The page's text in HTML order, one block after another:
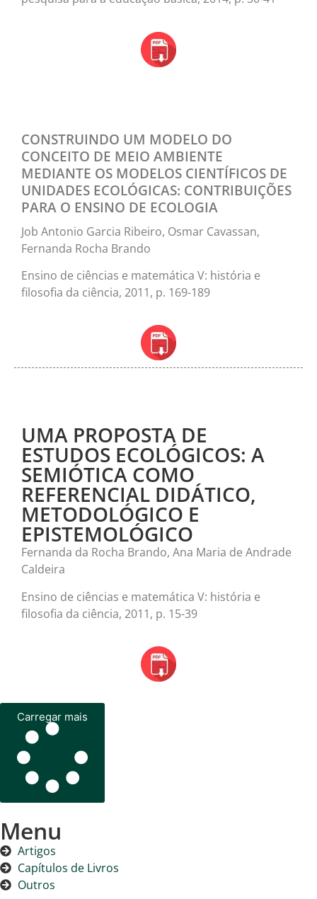
CONSTRUINDO UM MODELO DO
CONCEITO DE MEIO AMBIENTE
MEDIANTE OS MODELOS CIENTÍFICOS DE
UNIDADES ECOLÓGICAS: CONTRIBUIÇÕES
PARA O ENSINO DE ECOLOGIA
Job Antonio Garcia Ribeiro, Osmar Cavassan,
Fernanda Rocha Brando
Ensino de ciências e matemática V: história e
filosofia da ciência, 2011, p. 169-189
UMA PROPOSTA DE
ESTUDOS ECOLÓGICOS: A
SEMIÓTICA COMO
REFERENCIAL DIDÁTICO,
METODOLÓGICO E
EPISTEMOLÓGICO
Fernanda da Rocha Brando, Ana Maria de Andrade
Caldeira
Ensino de ciências e matemática V: história e
filosofia da ciência, 2011, p. 15-39
Carregar mais
Menu
Artigos
Capítulos de Livros
Outros